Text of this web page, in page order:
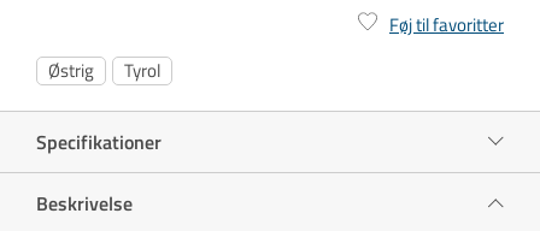
Føj til favoritter
Østrig
Tyrol
Specifikationer
Beskrivelse